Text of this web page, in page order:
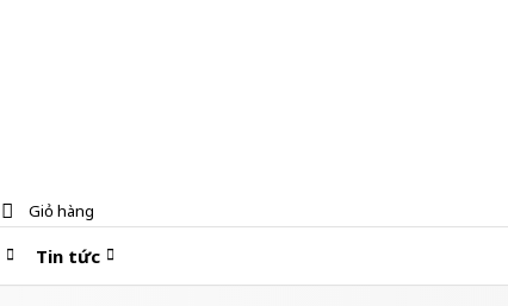
Giỏ hàng
Tin tức